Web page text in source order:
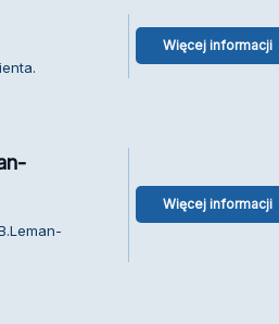
Więcej informacji
Więcej informacji